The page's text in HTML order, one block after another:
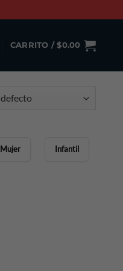
CARRITO /$0.00
Mujer Infantil